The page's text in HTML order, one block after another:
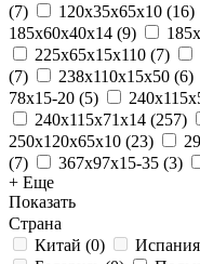
(7) 120x35x65x10 (16)
185x60x40x14 (9)
225х65х15х110 (7)
(7) 238х110х15х50 (6)
78x15-20 (5)
240x115x71x14 (257)
250x120x65x10 (23)
(7) 367x97x15-35 (3)
+ Еще
Показать
Страна
Китай (0) Испания